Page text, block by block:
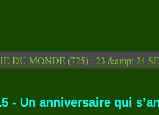
- Un anniversaire qui